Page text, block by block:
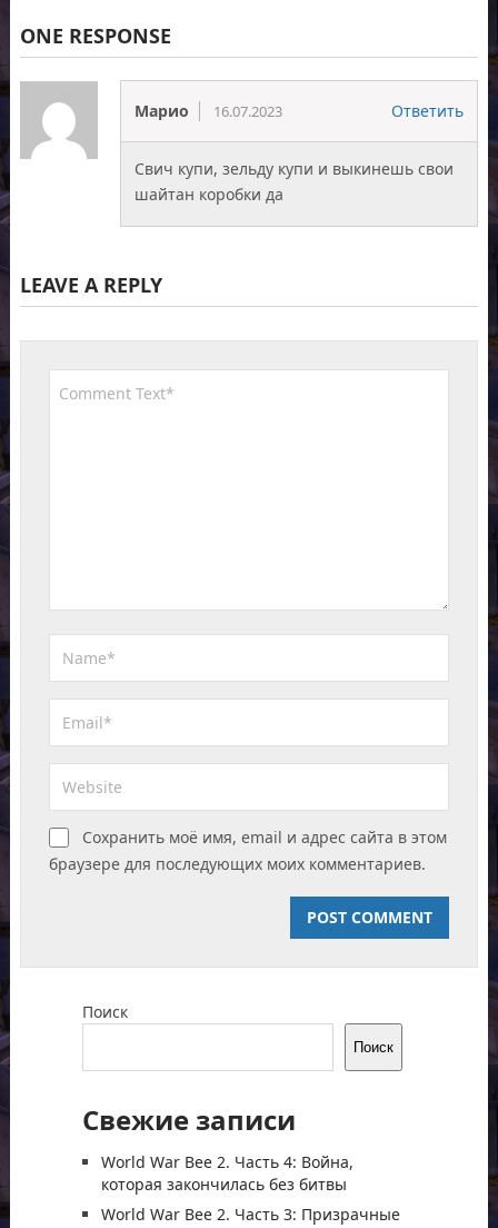
ONE RESPONSE
Марио 16.07.2023 Ответить
Свич купи, зельду купи и выкинешь свои
шайтан коробки да
LEAVE A REPLY
Сохранить моё имя, email и адрес сайта в этом
браузере для последующих моих комментариев.
Поиск
Поиск
Свежие записи
World War Bee 2. Часть 4: Война,
которая закончилась без битвы
World War Bee 2. Часть 3: Призрачные